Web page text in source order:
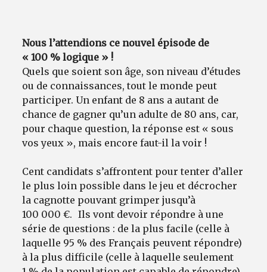
Nous l’attendions ce nouvel épisode de
« 100 % logique » !
Quels que soient son âge, son niveau d’études
ou de connaissances, tout le monde peut
participer. Un enfant de 8 ans a autant de
chance de gagner qu’un adulte de 80 ans, car,
pour chaque question, la réponse est « sous
vos yeux », mais encore faut-il la voir !
Cent candidats s’affrontent pour tenter d’aller
le plus loin possible dans le jeu et décrocher
la cagnotte pouvant grimper jusqu’à
100 000 €. Ils vont devoir répondre à une
série de questions : de la plus facile (celle à
laquelle 95 % des Français peuvent répondre)
à la plus difficile (celle à laquelle seulement